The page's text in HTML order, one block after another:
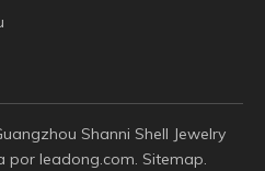
Shanni Shell Jewelry
por leadong.com. Sitemap.